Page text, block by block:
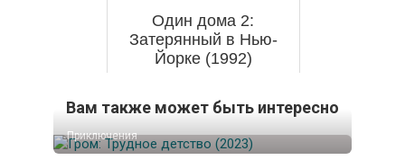
Один дома 2:
Затерянный в Нью-
Йорке (1992)
Вам также может быть интересно
Приключения